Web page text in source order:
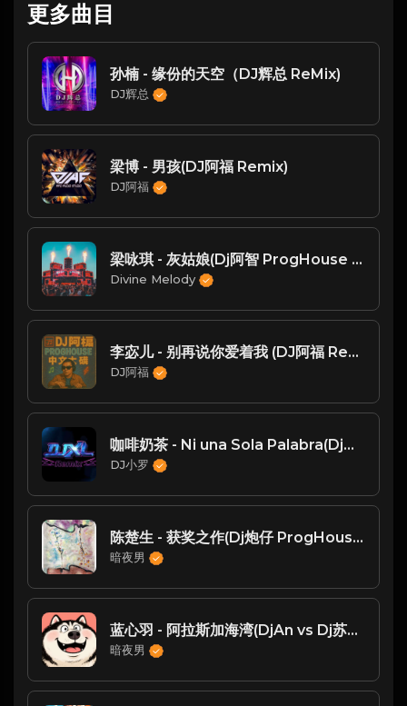
更多曲目
孙楠 - 缘份的天空（DJ辉总 ReMix)
DJ辉总
梁博 - 男孩(DJ阿福 Remix)
DJ阿福
梁咏琪 - 灰姑娘(Dj阿智 ProgHouse Mix粤语女)
Divine Melody
李宓儿 - 别再说你爱着我 (DJ阿福 Remix)
DJ阿福
咖啡奶茶 - Ni una Sola Palabra(Dj小罗 ProgHouse Mix)
DJ小罗
陈楚生 - 获奖之作(Dj炮仔 ProgHouse Rmx 2025)
暗夜男
蓝心羽 - 阿拉斯加海湾(DjAn vs Dj苏辛 ProgHouse Rmx 2025)
暗夜男